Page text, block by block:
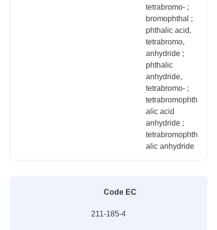
tetrabromo- ;
bromophthal ;
phthalic acid,
tetrabromo,
anhydride ;
phthalic
anhydride,
tetrabromo- ;
tetrabromophth
alic acid
anhydride ;
tetrabromophth
alic anhydride
Code EC
211-185-4